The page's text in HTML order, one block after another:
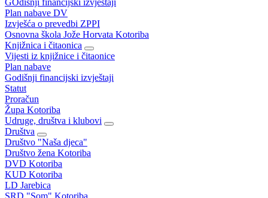
GOdišnji financijski izvještaji
Plan nabave DV
Izvješća o prevedbi ZPPI
Osnovna škola Jože Horvata Kotoriba
Knjižnica i čitaonica
Vijesti iz knjižnice i čitaonice
Plan nabave
Godišnji financijski izvještaji
Statut
Proračun
Župa Kotoriba
Udruge, društva i klubovi
Društva
Društvo "Naša djeca"
Društvo žena Kotoriba
DVD Kotoriba
KUD Kotoriba
LD Jarebica
SRD "Som" Kotoriba